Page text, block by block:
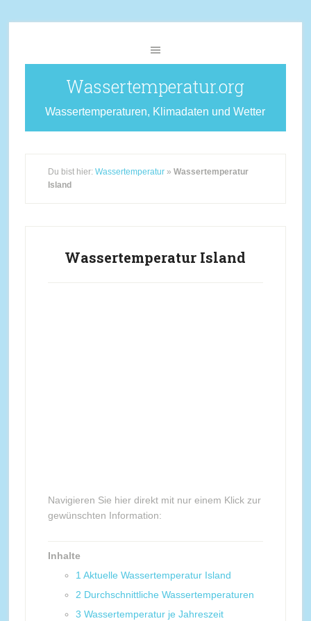
Wassertemperatur.org
Wassertemperaturen, Klimadaten und Wetter
Du bist hier: Wassertemperatur» Wassertemperatur
Island
Wassertemperatur Island
Navigieren Sie hier direkt mit nur einem Klick zur
gewünschten Information:
Inhalte
1 Aktuelle Wassertemperatur Island
2 Durchschnittliche Wassertemperaturen
3 Wassertemperatur je Jahreszeit